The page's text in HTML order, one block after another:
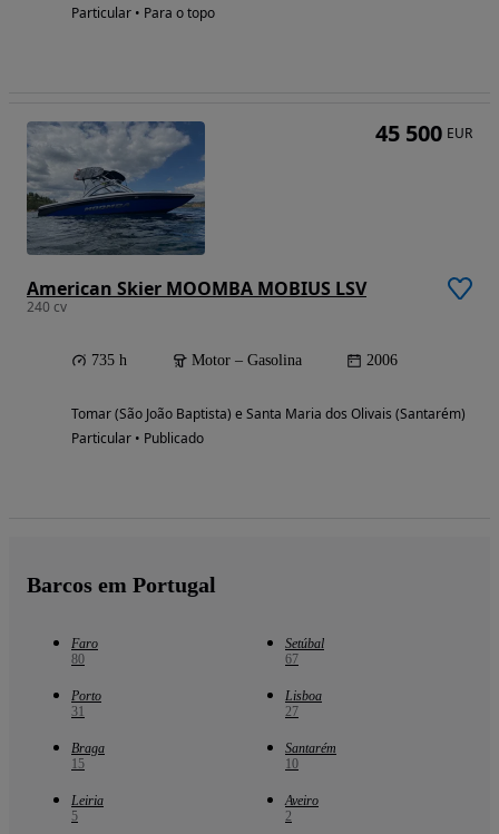
Particular • Para o topo
American Skier MOOMBA MOBIUS LSV
240 cv
735 h Motor – Gasolina 2006
Tomar (São João Baptista) e Santa Maria dos Olivais (Santarém)
Particular • Publicado
45 500 EUR
Barcos em Portugal
Faro
80
Setúbal
67
Porto
31
Lisboa
27
Braga
15
Santarém
10
Leiria
5
Aveiro
2